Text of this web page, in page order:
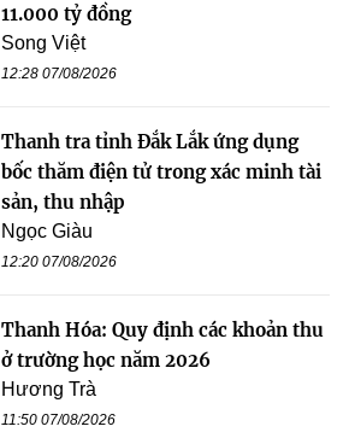
11.000 tỷ đồng
Song Việt
12:28 07/08/2026
Thanh tra tỉnh Đắk Lắk ứng dụng
bốc thăm điện tử trong xác minh tài
sản, thu nhập
Ngọc Giàu
12:20 07/08/2026
Thanh Hóa: Quy định các khoản thu
ở trường học năm 2026
Hương Trà
11:50 07/08/2026